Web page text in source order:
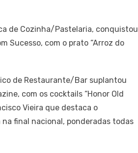
de Cozinha/Pastelaria, conquistou
Sucesso, com o prato “Arroz do
de Restaurante/Bar suplantou
com os cocktails “Honor Old
Vieira que destaca o
final nacional, ponderadas todas